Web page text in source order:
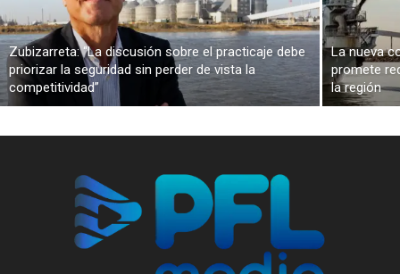
Zubizarreta: “La discusión sobre el practicaje debe
priorizar la seguridad sin perder de vista la
competitividad”
La nueva
promete
la región